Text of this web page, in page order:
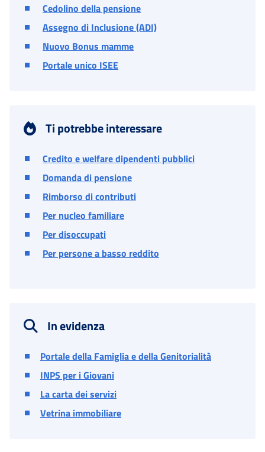
Cedolino della pensione
Assegno di Inclusione (ADI)
Nuovo Bonus mamme
Portale unico ISEE
Ti potrebbe interessare
Credito e welfare dipendenti pubblici
Domanda di pensione
Rimborso di contributi
Per nucleo familiare
Per disoccupati
Per persone a basso reddito
In evidenza
Portale della Famiglia e della Genitorialità
INPS per i Giovani
La carta dei servizi
Vetrina immobiliare